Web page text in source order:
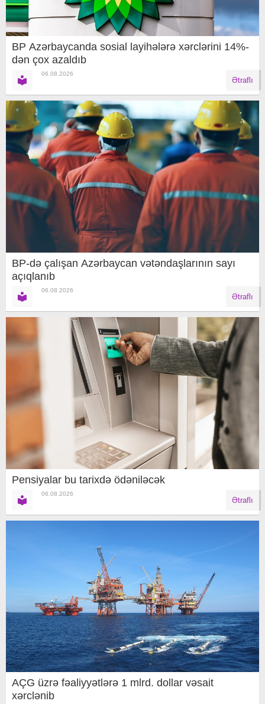
BP Azərbaycanda sosial layihələrə xərclərini 14%-
dən çox azaldıb
06.08.2026
Ətraflı
BP-də çalışan Azərbaycan vətəndaşlarının sayı
açıqlanıb
06.08.2026
Ətraflı
Pensiyalar bu tarixdə ödəniləcək
06.08.2026
Ətraflı
AÇG üzrə fəaliyyətlərə 1 mlrd. dollar vəsait
xərclənib